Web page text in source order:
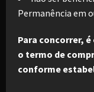
Permanência em
Para concorrer,
o termo de
conforme